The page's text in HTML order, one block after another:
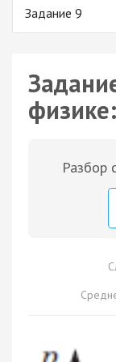
Задание 9
Разбор